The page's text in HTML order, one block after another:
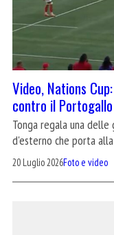
Video, Nations
contro il Portogallo
Tonga regala una
d'esterno che porta
20 Luglio 2026Foto e video